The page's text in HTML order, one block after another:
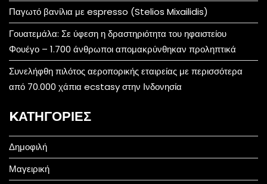
Παγωτό βανίλια με espresso (Stelios Mixailidis)
Γουατεμάλα: Σε ύφεση η δραστηριότητα του ηφαιστείου
Φουέγο – 1.700 άνθρωποι απομακρύνθηκαν προληπτικά
Συνελήφθη πιλότος αεροπορικής εταιρείας με περισσότερα
από 70.000 χάπια ecstasy στην Ινδονησία
KΑΤΗΓΟΡΊΕΣ
Δημοφιλή
Μαγειρική